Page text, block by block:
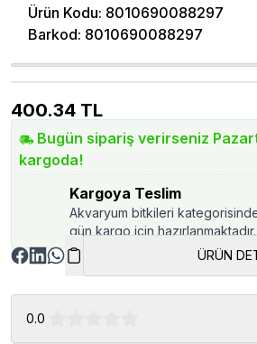
Ürün Kodu: 8010690088297
Barkod: 8010690088297
400.34 TL
Bugün sipariş verirseniz
kargoda!
Kargoya Teslim
Akvaryum bitkileri
gün kargo için hazırlanmaktadır.
ÜRÜN
0.0